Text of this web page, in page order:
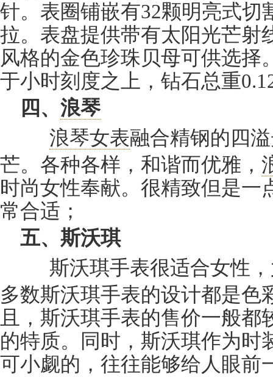
针。表圈铺嵌有32颗明亮式切
拉。表盘提供带有太阳光芒射
风格的金色珍珠贝母可供选择
于小时刻度之上，钻石总重
四、 浪琴
浪琴女表融合精钢的四
芒。各种各样，和谐而优雅，
时尚女性奉献。很精致但是一
常合适；
五、斯沃琪
斯沃琪手表很适合女性
多数斯沃琪手表的设计都是色
且，斯沃琪手表的售价一般
的特质。同时，斯沃琪作为时
可小觑的，往往能够给人眼前